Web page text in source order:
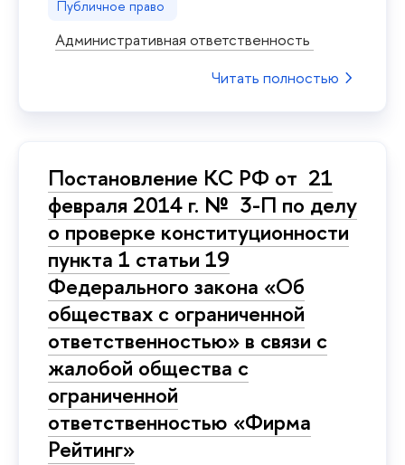
Публичное право
Административная ответственность
Читать полностью
Постановление КС РФ от 21
февраля 2014 г. № 3-П по делу
о проверке конституционности
пункта 1 статьи 19
Федерального закона «Об
обществах с ограниченной
ответственностью» в связи с
жалобой общества с
ограниченной
ответственностью «Фирма
Рейтинг»